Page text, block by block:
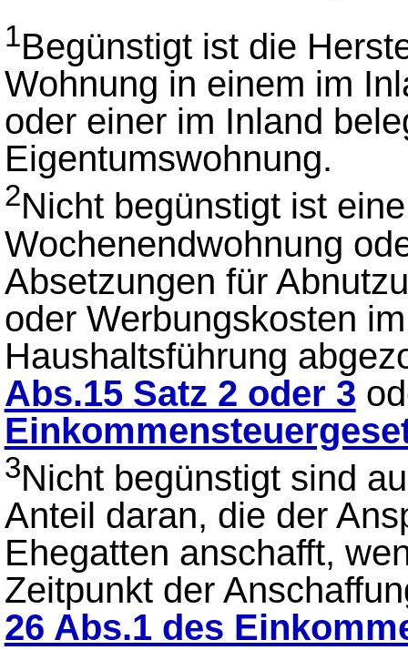
1Begünstigt ist die
Wohnung in einem im
oder einer im Inland
Eigentumswohnung.
2Nicht begünstigt ist
Wochenendwohnung
Absetzungen für
oder Werbungskosten
Haushaltsführung
Abs.15 Satz 2 oder 3
3Nicht begünstigt sind
Anteil daran, die der
Ehegatten anschafft,
Zeitpunkt der
26 Abs.1 des